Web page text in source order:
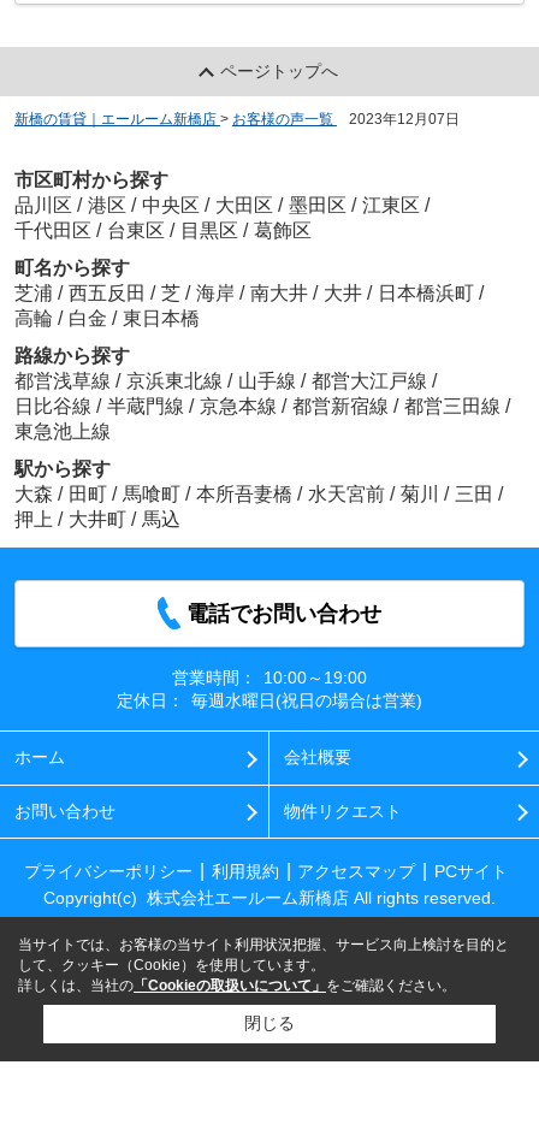
ページトップへ
新橋の賃貸｜エールーム新橋店 > お客様の声一覧 2023年12月07日
市区町村から探す
品川区 / 港区 / 中央区 / 大田区 / 墨田区 / 江東区 /
千代田区 / 台東区 / 目黒区 / 葛飾区
町名から探す
芝浦 / 西五反田 / 芝 / 海岸 / 南大井 / 大井 / 日本橋浜町 /
高輪 / 白金 / 東日本橋
路線から探す
都営浅草線 / 京浜東北線 / 山手線 / 都営大江戸線 /
日比谷線 / 半蔵門線 / 京急本線 / 都営新宿線 / 都営三田線 /
東急池上線
駅から探す
大森 / 田町 / 馬喰町 / 本所吾妻橋 / 水天宮前 / 菊川 / 三田 /
押上 / 大井町 / 馬込
電話でお問い合わせ
営業時間：
10:00～19:00
定休日：
毎週水曜日(祝日の場合は営業)
ホーム 会社概要
お問い合わせ 物件リクエスト
プライバシーポリシー 利用規約 アクセスマップ
PCサイト
Copyright(c) 株式会社エールーム新橋店 All rights reserved.
当サイトでは、お客様の当サイト利用状況把握、サービス向上検討を目的と
して、クッキー（Cookie）を使用しています。
詳しくは、当社の 「Cookieの取扱いについて」 をご確認ください。
閉じる